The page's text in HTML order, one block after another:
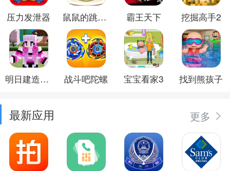
压力发泄器 鼠鼠的跳跃冒险 霸王天下 挖掘高手2
明日建造大师 战斗吧陀螺 宝宝看家3 找到熊孩子
最新应用 更多